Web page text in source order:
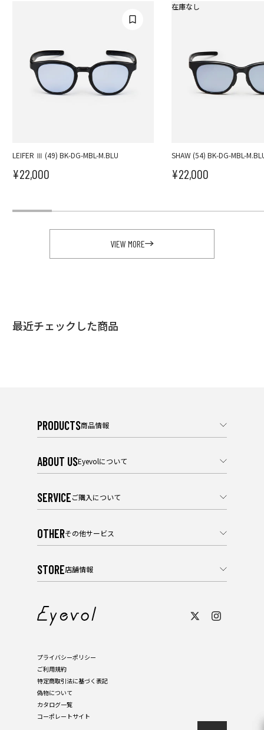
LEIFER Ⅲ (49) BK-DG-MBL-M.BLU
セール価格
¥22,000
在庫なし
SHAW (54) BK-DG-MBL-
セール価格
¥22,000
VIEW MORE
最近チェックした商品
PRODUCTS商品情報
ABOUT USEyevolについて
SERVICEご購入について
OTHERその他サービス
STORE店舗情報
プライバシーポリシー
ご利用規約
特定商取引法に基づく表記
偽物について
カタログ一覧
コーポレートサイト